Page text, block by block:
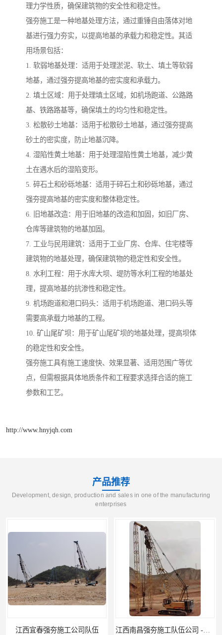
理力学性质，确保建筑物的安全性和稳定性。
强夯施工是一种地基处理方法，通过重锤自由落体对地
基进行强力夯实，以提高地基的承载力和稳定性。其适
用场景包括：
1. 软弱地基处理：适用于处理淤泥、软土、填土等软弱
地基，通过强夯提高地基的密实度和承载力。
2. 填土区域：用于处理填土区域，如机场跑道、公路路
基、铁路路基等，确保填土的均匀性和稳定性。
3. 松散砂土地基：适用于松散砂土地基，通过强夯提高
砂土的密实度，防止地基沉降。
4. 湿陷性黄土地基：用于处理湿陷性黄土地基，减少黄
土在遇水后的湿陷变形。
5. 碎石土和砂砾地基：适用于碎石土和砂砾地基，通过
强夯提高地基的密实度和整体稳定性。
6. 旧地基改造：用于旧地基的改造和加固，如旧厂房、
仓库等建筑物的地基加固。
7. 工业与民用建筑：适用于工业厂房、仓库、住宅楼等
建筑物的地基处理，确保建筑物的稳定性和安全性。
8. 水利工程：用于水库大坝、堤防等水利工程的地基处
理，提高地基的抗渗性和稳定性。
9. 机场跑道和港口码头：适用于机场跑道、港口码头等
需要高承载力地基的工程。
10. 矿山尾矿坝：用于矿山尾矿坝的地基处理，提高坝体
的稳定性和安全性。
强夯施工具有施工速度快、效果显著、适用范围广等优
点，但需根据具体地质条件和工程要求选择合适的施工
参数和工艺。
http://www.hnyjqh.com
产品推荐
Development, design, production and sales in one of the manufacturing
enterprises
江西南昌强夯施工队伍公司 -湖南业峻强夯基础工程